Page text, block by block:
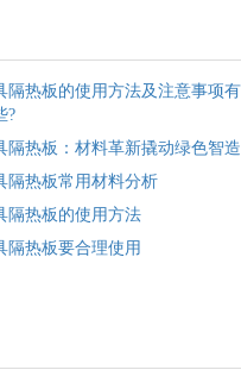
隔热板的使用方法及注意事项有
?
隔热板：材料革新撬动绿色智造
隔热板常用材料分析
隔热板的使用方法
隔热板要合理使用